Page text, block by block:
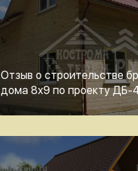
Отзыв о строительстве
дома 8х9 по проекту ДБ-